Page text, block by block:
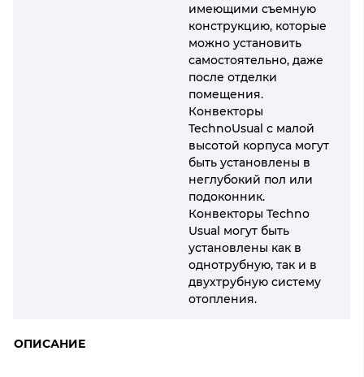
имеющими съемную
конструкцию, которые
можно установить
самостоятельно, даже
после отделки
помещения.
Конвекторы
TechnoUsual с малой
высотой корпуса могут
быть установлены в
неглубокий пол или
подоконник.
Конвекторы Techno
Usual могут быть
установлены как в
однотрубную, так и в
двухтрубную систему
отопления.
ОПИСАНИЕ